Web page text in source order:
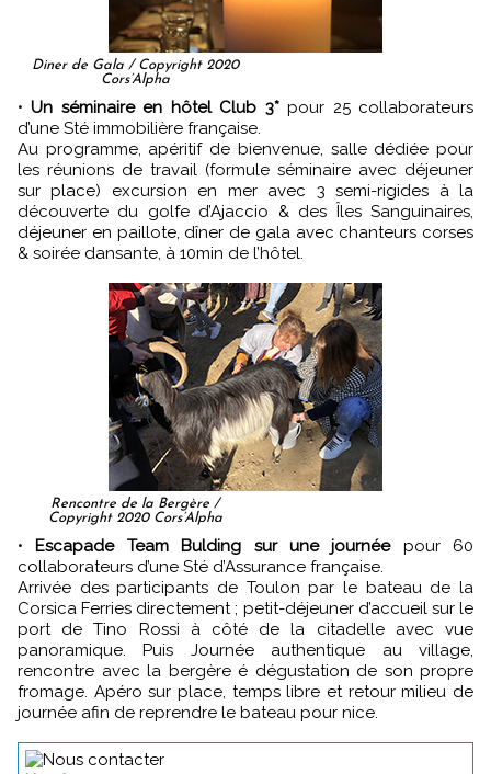
Diner de Gala / Copyright 2020
Cors’Alpha
• Un séminaire en hôtel Club 3*pour 25 collaborateurs
d’une Sté immobilière française.
Au programme, apéritif de bienvenue, salle dédiée pour
les réunions de travail (formule séminaire avec déjeuner
sur place) excursion en mer avec 3 semi-rigides à la
découverte du golfe d’Ajaccio & des Îles Sanguinaires,
déjeuner en paillote, dîner de gala avec chanteurs corses
& soirée dansante, à 10min de l’hôtel.
Rencontre de la Bergère /
Copyright 2020 Cors’Alpha
• Escapade Team Bulding sur une journéepour 60
collaborateurs d’une Sté d’Assurance française.
Arrivée des participants de Toulon par le bateau de la
Corsica Ferries directement ; petit-déjeuner d’accueil sur le
port de Tino Rossi à côté de la citadelle avec vue
panoramique. Puis Journée authentique au village,
rencontre avec la bergère é dégustation de son propre
fromage. Apéro sur place, temps libre et retour milieu de
journée afin de reprendre le bateau pour nice.